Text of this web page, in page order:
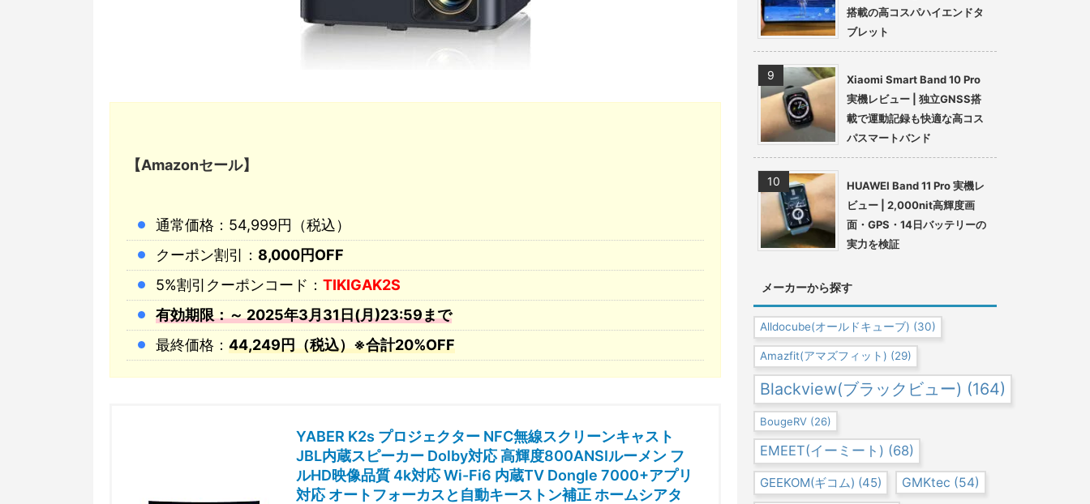
【Amazonセール】
通常価格：54,999円（税込）
クーポン割引： 8,000円OFF
5%割引クーポンコード： TIKIGAK2S
有効期限：～ 2025年3月31日(月)23:59まで
最終価格： 44,249円（税込）※合計20%OFF
YABER K2s プロジェクター NFC無線スクリーンキャスト
JBL内蔵スピーカー Dolby対応 高輝度800ANSIルーメン フ
ルHD映像品質 4k対応 Wi-Fi6 内蔵TV Dongle 7000+アプリ
対応 オートフォーカスと自動キーストン補正 ホームシアタ
搭載の高コスパハイエンドタ
ブレット
Xiaomi Smart Band 10 Pro
実機レビュー | 独立GNSS搭
載で運動記録も快適な高コス
パスマートバンド
HUAWEI Band 11 Pro 実機レ
ビュー | 2,000nit高輝度画
面・GPS・14日バッテリーの
実力を検証
メーカーから探す
Alldocube(オールドキューブ) (30)
Amazfit(アマズフィット) (29)
Blackview(ブラックビュー) (164)
BougeRV (26)
EMEET(イーミート) (68)
GEEKOM(ギコム) (45) GMKtec (54)